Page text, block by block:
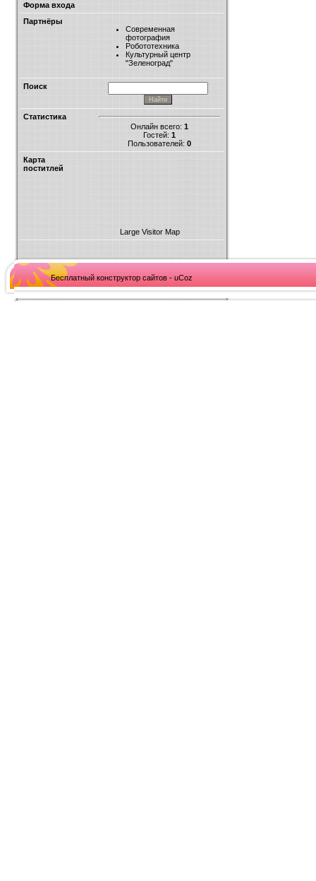
Форма входа
Партнёры
Современная
фотография
Робототехника
Культурный центр
"Зеленоград"
Поиск
Статистика
Онлайн всего: 1
Гостей: 1
Пользователей: 0
Карта
поститлей
Large Visitor Map
Бесплатный конструктор сайтов - uCoz